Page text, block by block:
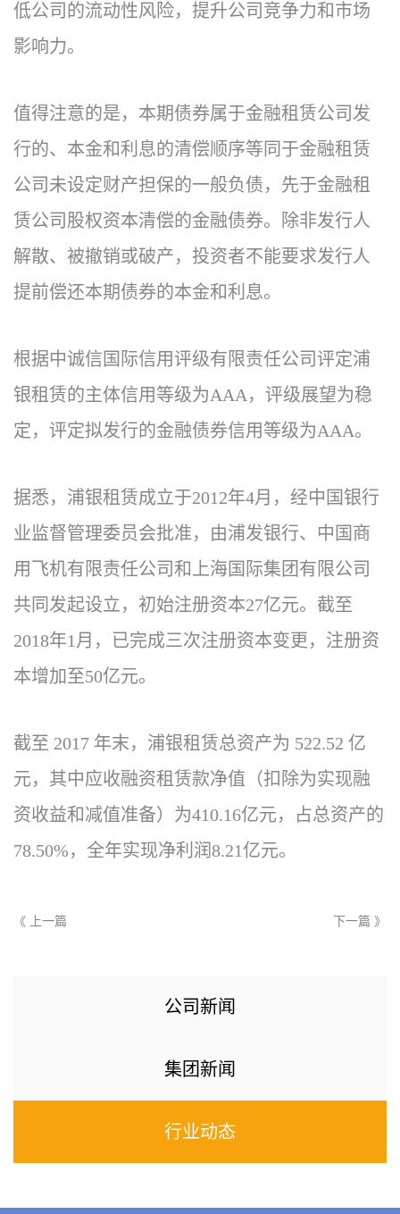
低公司的流动性风险，提升公司竞争力和市场
影响力。
值得注意的是，本期债券属于金融租赁公司发
行的、本金和利息的清偿顺序等同于金融租赁
公司未设定财产担保的一般负债，先于金融租
赁公司股权资本清偿的金融债券。除非发行人
解散、被撤销或破产，投资者不能要求发行人
提前偿还本期债券的本金和利息。
根据中诚信国际信用评级有限责任公司评定浦
银租赁的主体信用等级为AAA，评级展望为稳
定，评定拟发行的金融债券信用等级为AAA。
据悉，浦银租赁成立于2012年4月，经中国银行
业监督管理委员会批准，由浦发银行、中国商
用飞机有限责任公司和上海国际集团有限公司
共同发起设立，初始注册资本27亿元。截至
2018年1月，已完成三次注册资本变更，注册资
本增加至50亿元。
截至 2017 年末，浦银租赁总资产为 522.52 亿
元，其中应收融资租赁款净值（扣除为实现融
资收益和减值准备）为410.16亿元，占总资产的
78.50%，全年实现净利润8.21亿元。
《 上一篇 下一篇 》
公司新闻
集团新闻
行业动态